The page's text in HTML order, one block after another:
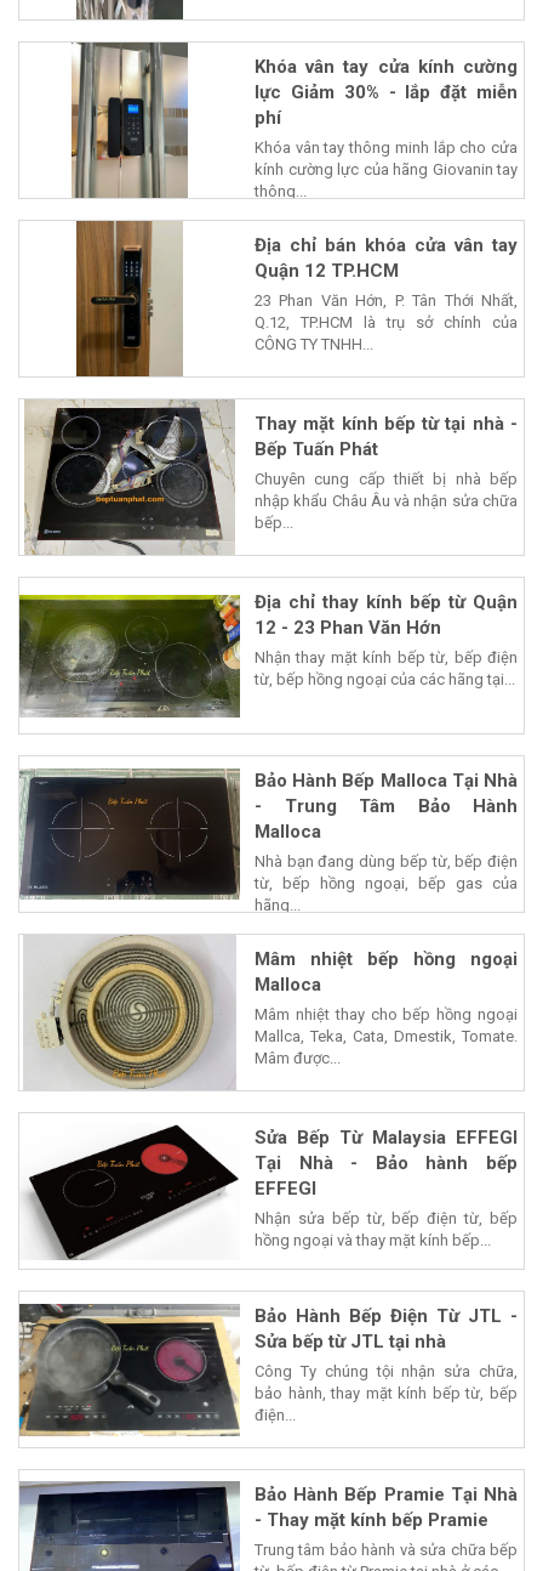
Khóa vân tay cửa kính cường
lực Giảm 30% - lắp đặt miễn
phí
Khóa vân tay thông minh lắp cho cửa
kính cường lực của hãng Giovanin tay
thông...
Địa chỉ bán khóa cửa vân tay
Quận 12 TP.HCM
23 Phan Văn Hớn, P. Tân Thới Nhất,
Q.12, TP.HCM là trụ sở chính của
CÔNG TY TNHH...
Thay mặt kính bếp từ tại nhà -
Bếp Tuấn Phát
Chuyên cung cấp thiết bị nhà bếp
nhập khẩu Châu Âu và nhận sửa chữa
bếp...
Địa chỉ thay kính bếp từ Quận
12 - 23 Phan Văn Hớn
Nhận thay mặt kính bếp từ, bếp điện
từ, bếp hồng ngoại của các hãng tại...
Bảo Hành Bếp Malloca Tại Nhà
- Trung Tâm Bảo Hành
Malloca
Nhà bạn đang dùng bếp từ, bếp điện
từ, bếp hồng ngoại, bếp gas của
hãng...
Mâm nhiệt bếp hồng ngoại
Malloca
Mâm nhiệt thay cho bếp hồng ngoại
Mallca, Teka, Cata, Dmestik, Tomate.
Mâm được...
Sửa Bếp Từ Malaysia EFFEGI
Tại Nhà - Bảo hành bếp
EFFEGI
Nhận sửa bếp từ, bếp điện từ, bếp
hồng ngoại và thay mặt kính bếp...
Bảo Hành Bếp Điện Từ JTL -
Sửa bếp từ JTL tại nhà
Công Ty chúng tội nhận sửa chữa,
bảo hành, thay mặt kính bếp từ, bếp
điện...
Bảo Hành Bếp Pramie Tại Nhà
- Thay mặt kính bếp Pramie
Trung tâm bảo hành và sửa chữa bếp